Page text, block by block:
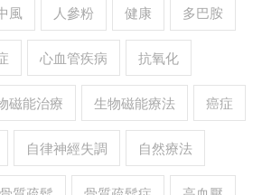
風 人參粉 健康 多巴胺
心血管疾病 抗氧化
磁能治療 生物磁能療法 癌症
自律神經失調 自然療法